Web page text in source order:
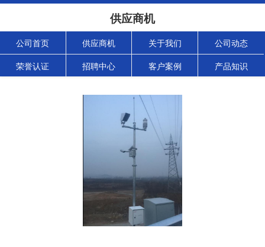
供应商机
公司首页 供应商机 关于我们 公司动态
荣誉认证 招聘中心 客户案例 产品知识